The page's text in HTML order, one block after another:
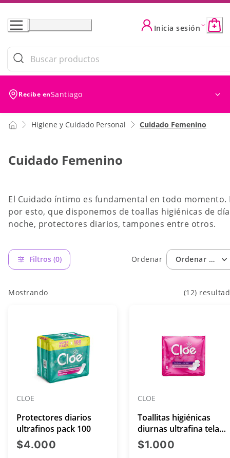
Skip
Content
Inicia sesión
Recibe enSantiago
Higiene y Cuidado Personal Cuidado Femenino
Cuidado Femenino
El Cuidado íntimo es fundamental en todo momento.
por esto, que disponemos de toallas higiénicas de
noche, protectores diarios, tampones entre otros.
Filtros (0) Ordenar Ordenar por:
Mostrando (12)
CLOE
Protectores diarios
ultrafinos pack 100
$4.000 precio actual $4.000
CLOE
Toallitas higiénicas
diurnas ultrafina tela
suave flujo abundante
con alas x 8 unidades
$1.000